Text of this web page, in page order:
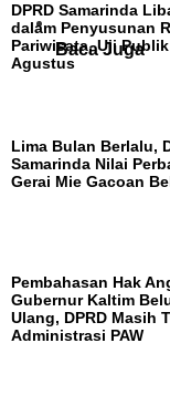
Baca Juga
DPRD Samarinda
dalam Penyusunan
Pariwisata, Uji
Agustus
Lima Bulan Berlalu,
Samarinda Nilai
Gerai Mie Gacoan
Pembahasan Hak
Gubernur Kaltim
Ulang, DPRD Masih
Administrasi PAW